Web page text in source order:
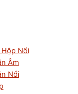
Hộp Nổi
Âm
Nổi